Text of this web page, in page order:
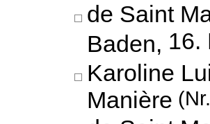
de Saint
Baden, 16.
Karoline
Manière